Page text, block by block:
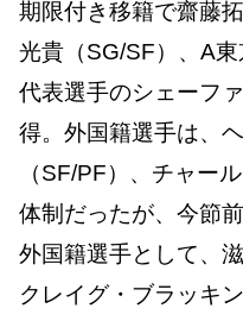
期限付き移籍で齋藤
光貴（SG/SF）、A
代表選手のシェーフ
得。外国籍選手は、
（SF/PF）、チャー
体制だったが、今節
外国籍選手として、
クレイグ・ブラッキ